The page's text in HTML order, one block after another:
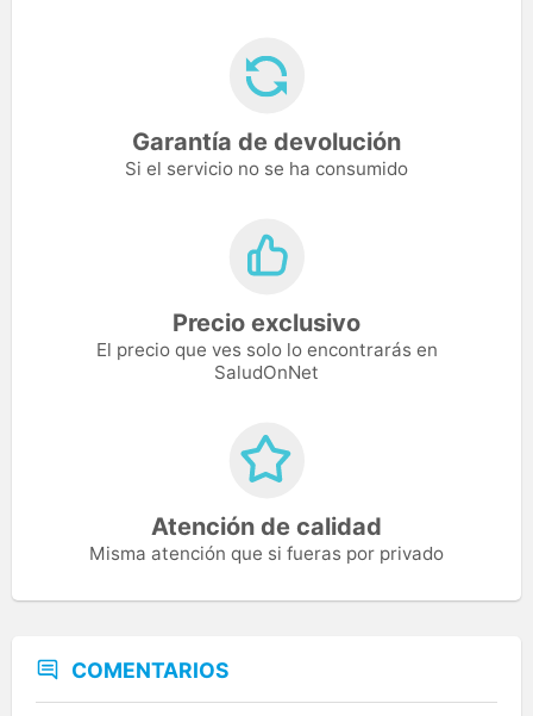
Garantía de devolución
Si el servicio no se ha consumido
Precio exclusivo
El precio que ves solo lo encontrarás en
SaludOnNet
Atención de calidad
Misma atención que si fueras por privado
COMENTARIOS